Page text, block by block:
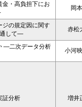
金・高負担下にお
岡
ジの規定因に関す
して―
赤松
—二次データ分析
小河
証分析 増井